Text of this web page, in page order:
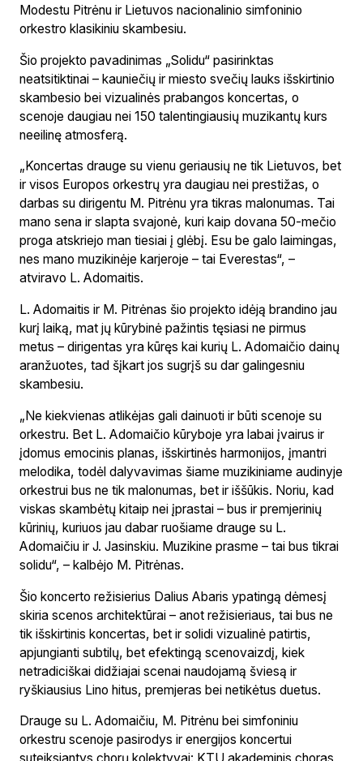
Modestu Pitrėnu ir Lietuvos nacionalinio simfoninio
orkestro klasikiniu skambesiu.
Šio projekto pavadinimas „Solidu“ pasirinktas
neatsitiktinai – kauniečių ir miesto svečių lauks išskirtinio
skambesio bei vizualinės prabangos koncertas, o
scenoje daugiau nei 150 talentingiausių muzikantų kurs
neeilinę atmosferą.
„Koncertas drauge su vienu geriausių ne tik Lietuvos, bet
ir visos Europos orkestrų yra daugiau nei prestižas, o
darbas su dirigentu M. Pitrėnu yra tikras malonumas. Tai
mano sena ir slapta svajonė, kuri kaip dovana 50-mečio
proga atskriejo man tiesiai į glėbį. Esu be galo laimingas,
nes mano muzikinėje karjeroje – tai Everestas“, –
atviravo L. Adomaitis.
L. Adomaitis ir M. Pitrėnas šio projekto idėją brandino jau
kurį laiką, mat jų kūrybinė pažintis tęsiasi ne pirmus
metus – dirigentas yra kūręs kai kurių L. Adomaičio dainų
aranžuotes, tad šįkart jos sugrįš su dar galingesniu
skambesiu.
„Ne kiekvienas atlikėjas gali dainuoti ir būti scenoje su
orkestru. Bet L. Adomaičio kūryboje yra labai įvairus ir
įdomus emocinis planas, išskirtinės harmonijos, įmantri
melodika, todėl dalyvavimas šiame muzikiniame audinyje
orkestrui bus ne tik malonumas, bet ir iššūkis. Noriu, kad
viskas skambėtų kitaip nei įprastai – bus ir premjerinių
kūrinių, kuriuos jau dabar ruošiame drauge su L.
Adomaičiu ir J. Jasinskiu. Muzikine prasme – tai bus tikrai
solidu“, – kalbėjo M. Pitrėnas.
Šio koncerto režisierius Dalius Abaris ypatingą dėmesį
skiria scenos architektūrai – anot režisieriaus, tai bus ne
tik išskirtinis koncertas, bet ir solidi vizualinė patirtis,
apjungianti subtilų, bet efektingą scenovaizdį, kiek
netradiciškai didžiajai scenai naudojamą šviesą ir
ryškiausius Lino hitus, premjeras bei netikėtus duetus.
Drauge su L. Adomaičiu, M. Pitrėnu bei simfoniniu
orkestru scenoje pasirodys ir energijos koncertui